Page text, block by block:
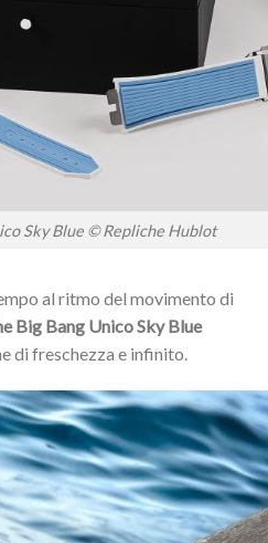
Sky Blue © Repliche Hublot
al ritmo del movimento di
Big Bang Unico Sky Blue
di freschezza e infinito.